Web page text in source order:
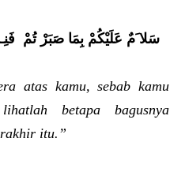
سَلا َمٌ عَلَيْكُمْ بِمَا صَبَرْ تُمْ
atas kamu, sebab kamu
betapa bagusnya
itu.”